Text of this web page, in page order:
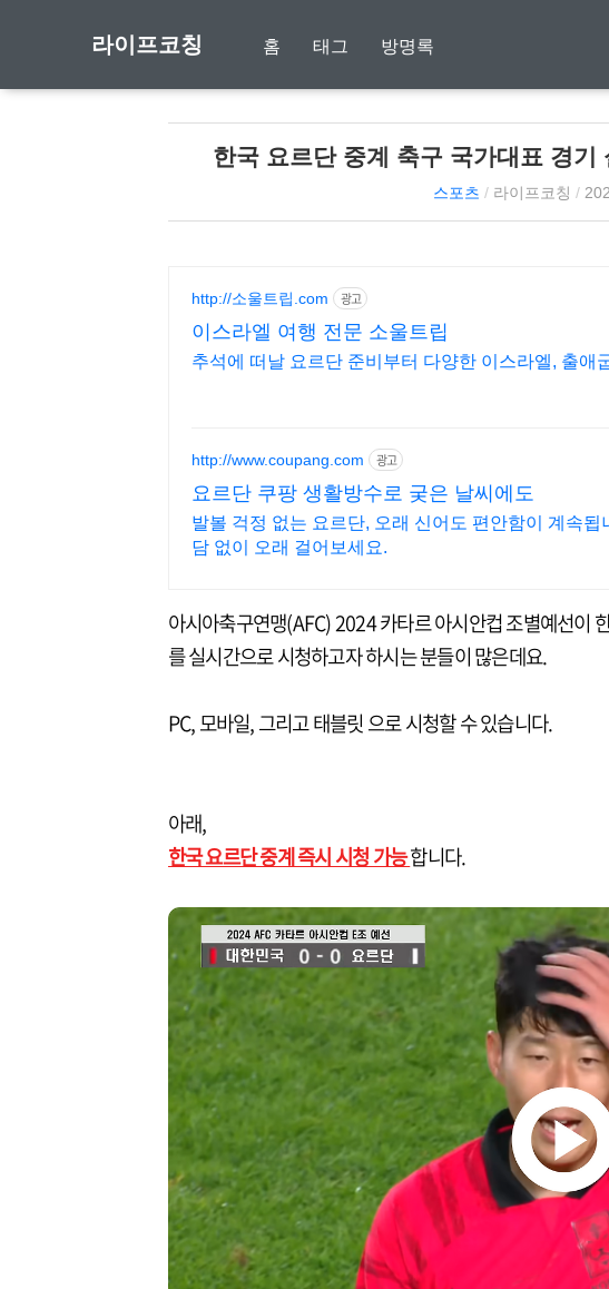
라이프코칭 홈 태그 방명록
한국 요르단 중계 축구 국가대표 경기
스포츠 / 라이프코칭 /
http://소울트립.com 광고
이스라엘 여행 전문 소울트립
추석에 떠날 요르단 준비부터 다양한 이스라엘, 출애
http://www.coupang.com 광고
요르단 쿠팡 생활방수로 궂은 날씨에도
발볼 걱정 없는 요르단, 오래 신어도 편안함이 계속
담 없이 오래 걸어보세요.
아시아축구연맹(AFC) 2024 카타르 아시안컵 조별예선이
를 실시간으로 시청하고자 하시는 분들이 많은데요.
PC, 모바일, 그리고 태블릿 으로 시청할 수 있습니다.
아래,
한국 요르단 중계 즉시 시청 가능합니다.